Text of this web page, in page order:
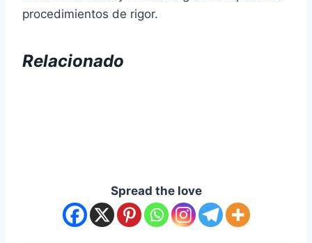
procedimientos de rigor.
Relacionado
Spread the love